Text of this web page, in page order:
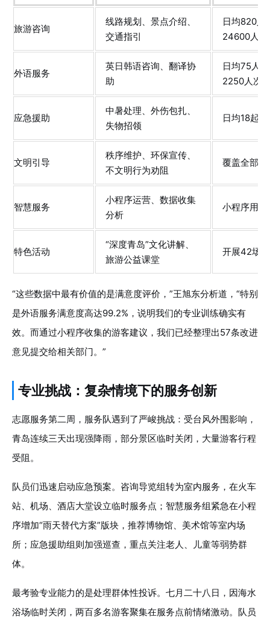
旅游咨询
线路规划、景点介绍、
交通指引
日均820人
24600人次
外语服务
英日韩语咨询、翻译协
助
日均75人
2250人次
应急援助
中暑处理、外伤包扎、
失物招领
日均18起
文明引导
秩序维护、环保宣传、
不文明行为劝阻
覆盖全部执
智慧服务
小程序运营、数据收集
分析
小程序用
特色活动
“深度青岛”文化讲解、
旅游公益课堂
开展42场
“这些数据中最有价值的是满意度评价，”王旭东分析道，“特别
是外语服务满意度高达99.2%，说明我们的专业训练确实有
效。而通过小程序收集的游客建议，我们已经整理出57条改进
意见提交给相关部门。”
专业挑战：复杂情境下的服务创新
志愿服务第二周，服务队遇到了严峻挑战：受台风外围影响，
青岛连续三天出现强降雨，部分景区临时关闭，大量游客行程
受阻。
队员们迅速启动应急预案。咨询导览组转为室内服务，在火车
站、机场、酒店大堂设立临时服务点；智慧服务组紧急在小程
序增加“雨天替代方案”版块，推荐博物馆、美术馆等室内场
所；应急援助组则加强巡查，重点关注老人、儿童等弱势群
体。
最考验专业能力的是处理群体性投诉。七月二十八日，因海水
浴场临时关闭，两百多名游客聚集在服务点前情绪激动。队员